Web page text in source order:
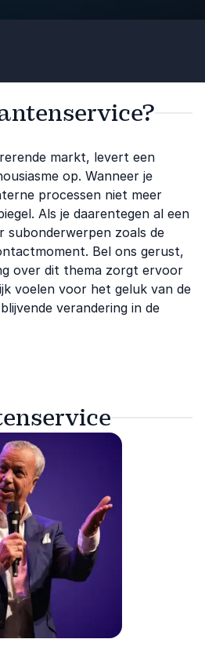
markt, levert een
op. Wanneer je
processen niet meer
Als je daarentegen al een
subonderwerpen zoals de
Bel ons gerust,
over dit thema zorgt ervoor
voelen voor het geluk van de
verandering in de